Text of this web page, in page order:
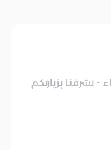
تشرفنا بزيارتكم